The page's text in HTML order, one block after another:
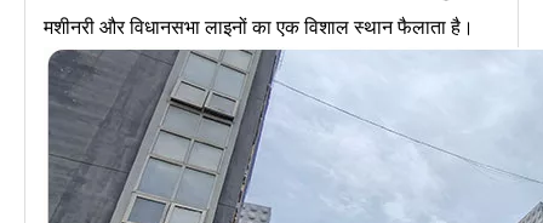
मशीनरी और विधानसभा लाइनों का एक विशाल स्थान फैलाता है।